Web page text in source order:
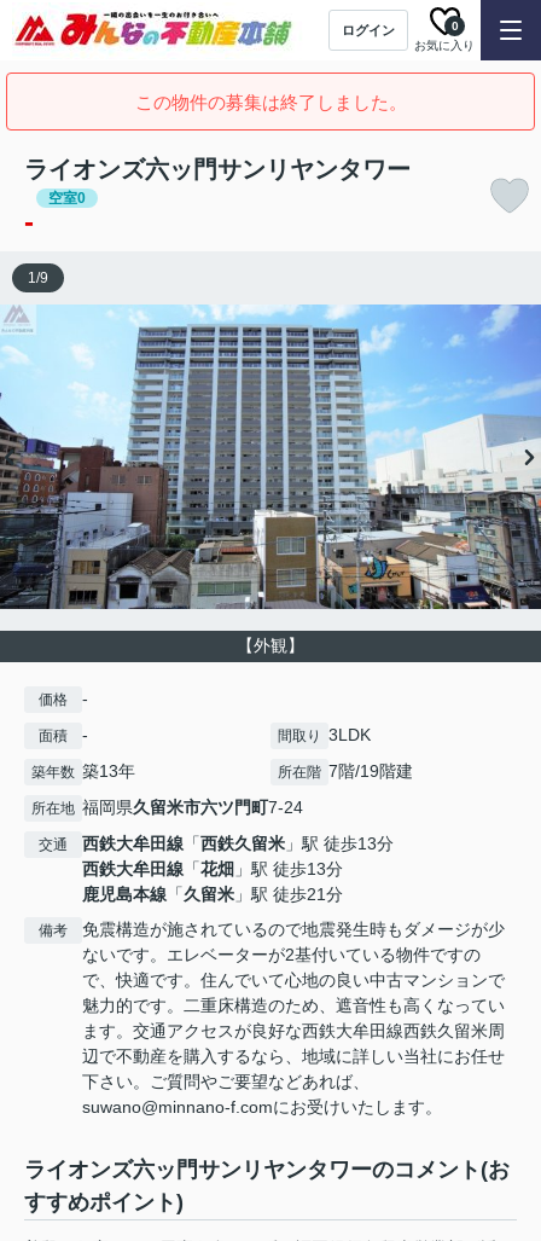
ログイン
お気に入り
0
この物件の募集は終了しました。
ライオンズ六ッ門サンリヤンタワー
空室0
-
【外観】
1/9
価格 -
面積 - 間取り 3LDK
築年数 築13年 所在階 7階/19階建
所在地 福岡県久留米市六ツ門町7-24
交通 西鉄大牟田線 「西鉄久留米 」駅 徒歩13分
西鉄大牟田線 「花畑 」駅 徒歩13分
鹿児島本線 「久留米 」駅 徒歩21分
備考
免震構造が施されているので地震発生時もダメージが少
ないです。エレベーターが2基付いている物件ですの
で、快適です。住んでいて心地の良い中古マンションで
魅力的です。二重床構造のため、遮音性も高くなってい
ます。交通アクセスが良好な西鉄大牟田線西鉄久留米周
辺で不動産を購入するなら、地域に詳しい当社にお任せ
下さい。ご質問やご要望などあれば、
suwano@minnano-f.comにお受けいたします。
ライオンズ六ッ門サンリヤンタワーのコメント(お
すすめポイント)